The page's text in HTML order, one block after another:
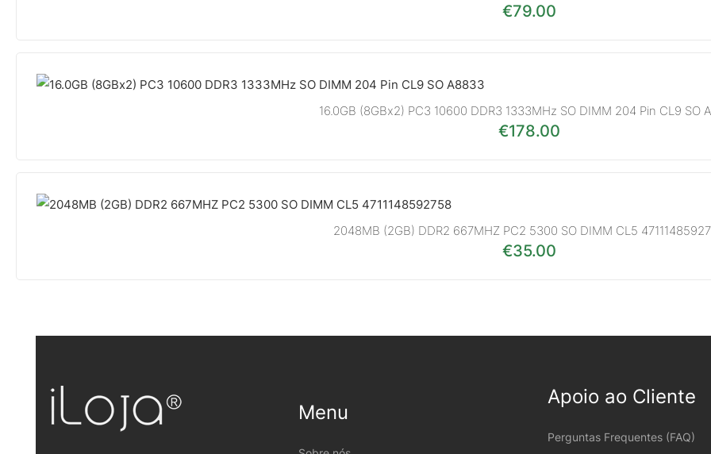
€79.00
16.0GB (8GBx2) PC3 10600 DDR3 1333MHz SO DIMM 204 Pin CL9 SO
€178.00
2048MB (2GB) DDR2 667MHZ PC2 5300 SO DIMM CL5
€35.00
Menu
Apoio ao Cliente
Perguntas Frequentes (FAQ)